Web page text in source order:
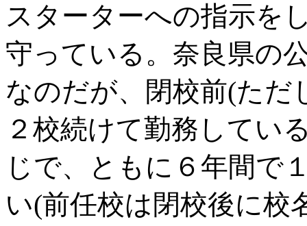
スターターへの指示を
守っている。奈良県の
なのだが、閉校前(ただ
２校続けて勤務してい
じで、ともに６年間で
い(前任校は閉校後に校